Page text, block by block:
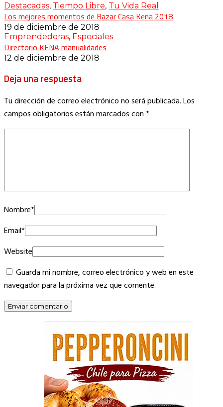
Destacadas, Tiempo Libre, Tu Vida Real
Los mejores momentos de Bazar Casa Kena 2018
19 de diciembre de 2018
Emprendedoras, Especiales
Directorio KENA manualidades
12 de diciembre de 2018
Deja una respuesta
Tu dirección de correo electrónico no será publicada.Los
campos obligatorios están marcados con*
Nombre*
Email*
Website
Guarda mi nombre, correo electrónico y web en este
navegador para la próxima vez que comente.